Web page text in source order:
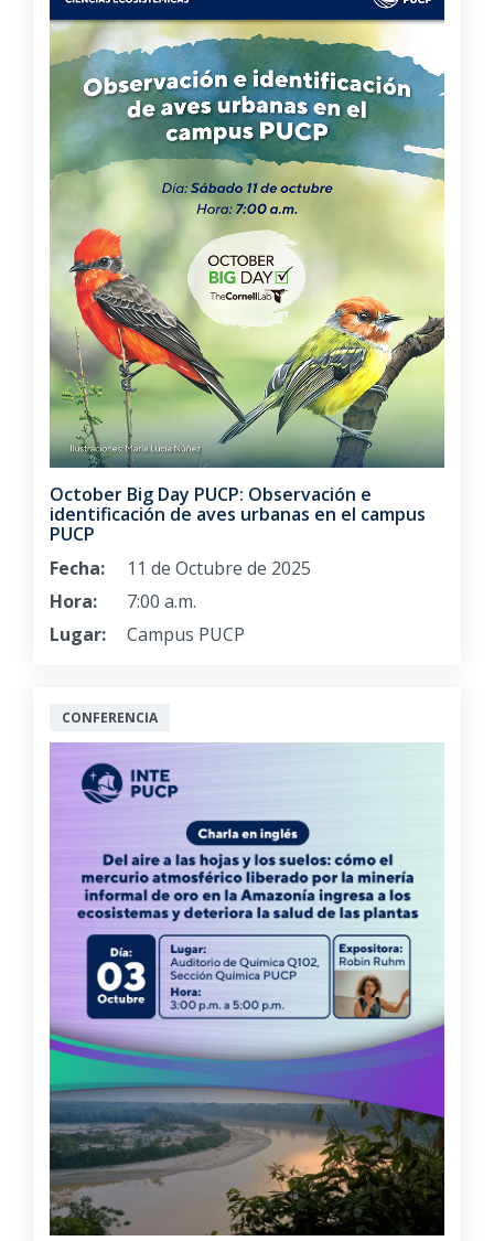
October Big Day PUCP: Observación e
identificación de aves urbanas en el campus
PUCP
Fecha:
11 de Octubre de 2025
Hora:
7:00 a.m.
Lugar:
Campus PUCP
CONFERENCIA